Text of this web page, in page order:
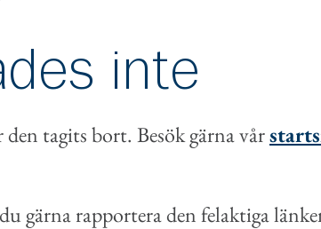
inte
tagits bort. Besök gärna vår
gärna rapportera den felaktiga